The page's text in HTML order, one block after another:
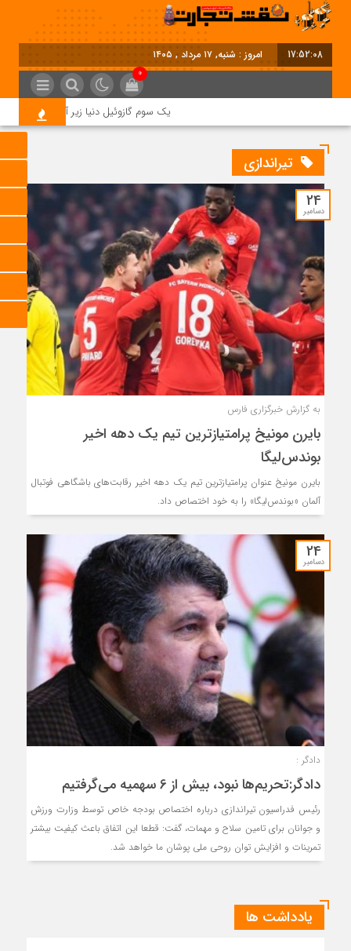
17:52:09 امروز : شنبه, ۱۷ مرداد , ۱۴۰۵
0
یک سوم گازوئیل دنیا زیر آتش جنگ؛
تیراندازی
24
دسامبر
به گزارش خبرگزاری فارس
بایرن مونیخ پرامتیازترین تیم یک دهه اخیر
بوندس‌لیگا
بایرن مونیخ عنوان پرامتیازترین تیم یک دهه اخیر رقابت‌های باشگاهی فوتبال
آلمان «بوندس‌لیگا» را به خود اختصاص داد.
24
دسامبر
دادگر :
دادگر:تحریم‌ها نبود، بیش از 6 سهمیه می‌گرفتیم
رئیس فدراسیون تیراندازی درباره اختصاص بودجه خاص توسط وزارت ورزش
و جوانان برای تامین سلاح و مهمات، گفت: قطعا این اتفاق باعث کیفیت بیشتر
تمرینات و افزایش توان روحی ملی پوشان ما خواهد شد.
یادداشت ها